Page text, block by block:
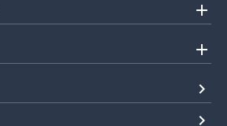
add
add
navigate_next
navigate_next